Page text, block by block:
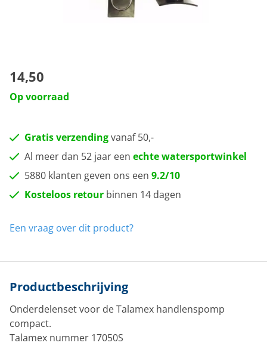
14,50
Op voorraad
Gratis verzendingvanaf 50,-
Al meer dan 52 jaar een echte watersportwinkel
5880 klanten geven ons een 9.2/10
Kosteloos retour binnen 14 dagen
Een vraag over dit product?
Productbeschrijving
Onderdelenset voor de Talamex handlenspomp
compact.
Talamex nummer 17050S